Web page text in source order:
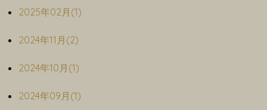
2025年02月(1)
2024年11月(2)
2024年10月(1)
2024年09月(1)